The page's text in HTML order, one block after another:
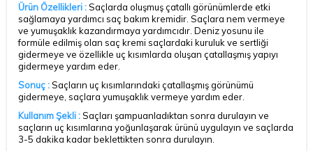
Ürün Özellikleri :Saçlarda oluşmuş çatallı görünümlerde etki
sağlamaya yardımcı saç bakım kremidir. Saçlara nem vermeye
ve yumuşaklık kazandırmaya yardımcıdır. Deniz yosunu ile
formüle edilmiş olan saç kremi saçlardaki kuruluk ve sertliği
gidermeye ve özellikle uç kısımlarda oluşan çatallaşmış yapıyı
gidermeye yardım eder.
Sonuç :Saçların uç kısımlarındaki çatallaşmış görünümü
gidermeye, saçlara yumuşaklık vermeye yardım eder.
Kullanım Şekli :Saçları şampuanladıktan sonra durulayın ve
saçların uç kısımlarına yoğunlaşarak ürünü uygulayın ve saçlarda
3-5 dakika kadar beklettikten sonra durulayın.